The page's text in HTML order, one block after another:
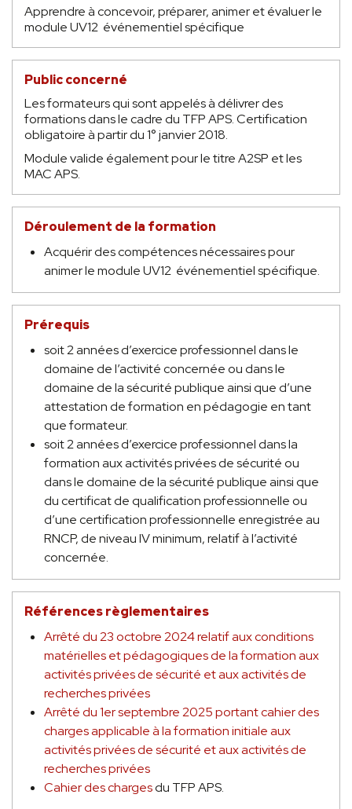
Apprendre à concevoir, préparer, animer et évaluer le
module UV12 événementiel spécifique
Public concerné
Les formateurs qui sont appelés à délivrer des
formations dans le cadre du TFP APS. Certification
obligatoire à partir du 1° janvier 2018.
Module valide également pour le titre A2SP et les
MAC APS.
Déroulement de la formation
Acquérir des compétences nécessaires pour
animer le module UV12 événementiel spécifique.
Prérequis
soit 2 années d’exercice professionnel dans le
domaine de l’activité concernée ou dans le
domaine de la sécurité publique ainsi que d’une
attestation de formation en pédagogie en tant
que formateur.
soit 2 années d’exercice professionnel dans la
formation aux activités privées de sécurité ou
dans le domaine de la sécurité publique ainsi que
du certificat de qualification professionnelle ou
d’une certification professionnelle enregistrée au
RNCP, de niveau IV minimum, relatif à l’activité
concernée.
Références règlementaires
Arrêté du 23 octobre 2024 relatif aux conditions
matérielles et pédagogiques de la formation aux
activités privées de sécurité et aux activités de
recherches privées
Arrêté du 1er septembre 2025 portant cahier des
charges applicable à la formation initiale aux
activités privées de sécurité et aux activités de
recherches privées
Cahier des chargesdu TFP APS.